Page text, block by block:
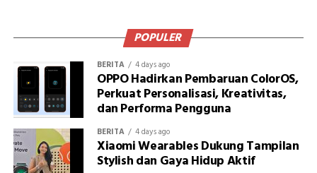
POPULER
BERITA 4 days ago
OPPO Hadirkan Pembaruan ColorOS,
Perkuat Personalisasi, Kreativitas,
dan Performa Pengguna
BERITA 4 days ago
Xiaomi Wearables Dukung Tampilan
Stylish dan Gaya Hidup Aktif